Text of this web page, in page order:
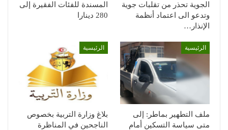
الجوية تحذر من تقلبات جوية
وتدعو الى اعتماد أنظمة
الإنذار…
المسندة للفئات الفقيرة إلى
280 دينارا
الرئيسية
ملف التطهير بماطر: إلى
متى سياسة التسكين أمام
الرئيسية
بلاغ وزارة التربية بخصوص
الناجحين في المناظرة